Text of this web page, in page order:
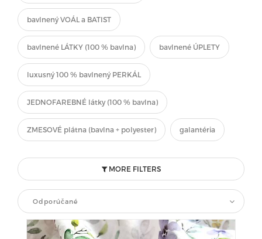
bavlnený VOÁL a BATIST
bavlnené LÁTKY (100 % bavlna) bavlnené ÚPLETY
luxusný 100 % bavlnený PERKÁL
JEDNOFAREBNÉ látky (100 % bavlna)
ZMESOVÉ plátna (bavlna + polyester) galantéria
MORE FILTERS
Odporúčané